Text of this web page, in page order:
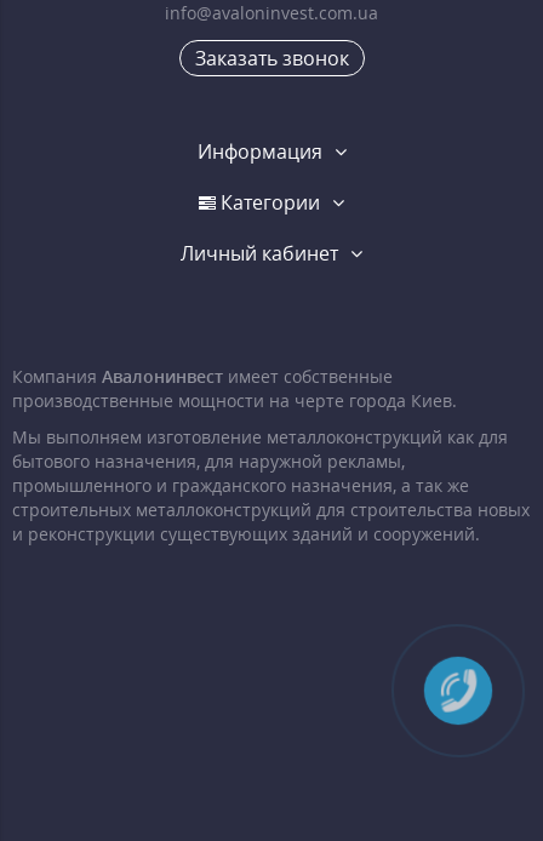
info@avaloninvest.com.ua
Заказать звонок
Информация
Категории
Личный кабинет
Компания Авалонинвест имеет собственные
производственные мощности на черте города Киев.
Мы выполняем изготовление металлоконструкций как для
бытового назначения, для наружной рекламы,
промышленного и гражданского назначения, а так же
строительных металлоконструкций для строительства новых
и реконструкции существующих зданий и сооружений.